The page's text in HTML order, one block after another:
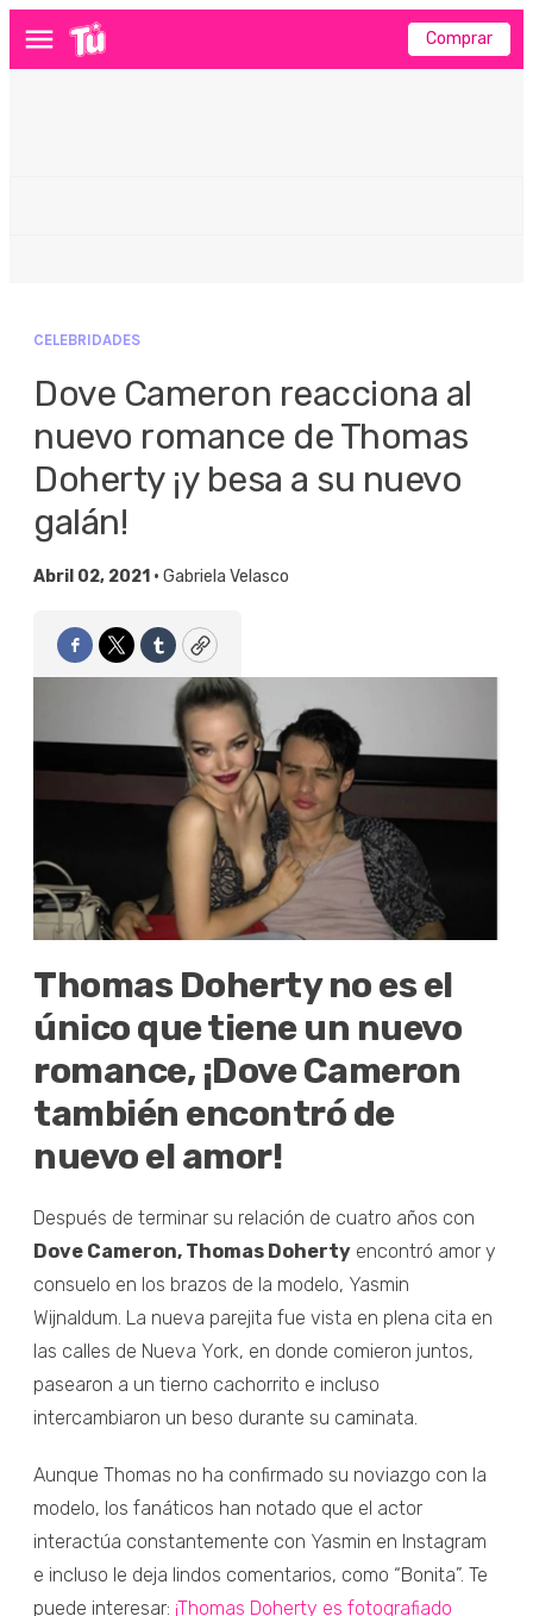
Menú Comprar
CELEBRIDADES
Dove Cameron reacciona al
nuevo romance de Thomas
Doherty ¡y besa a su nuevo
galán!
Abril 02, 2021 • Gabriela Velasco
Facebook
TwitterTumblrCopy
Thomas Doherty no es el
único que tiene un nuevo
romance, ¡Dove Cameron
también encontró de
nuevo el amor!
Después de terminar su relación de cuatro años con
Dove Cameron, Thomas Doherty encontró amor y
consuelo en los brazos de la modelo, Yasmin
Wijnaldum. La nueva parejita fue vista en plena cita en
las calles de Nueva York, en donde comieron juntos,
pasearon a un tierno cachorrito e incluso
intercambiaron un beso durante su caminata.
Aunque Thomas no ha confirmado su noviazgo con la
modelo, los fanáticos han notado que el actor
interactúa constantemente con Yasmin en Instagram
e incluso le deja lindos comentarios, como “Bonita”. Te
puede interesar: ¡Thomas Doherty es fotografiado